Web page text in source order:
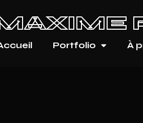
Portfolio À